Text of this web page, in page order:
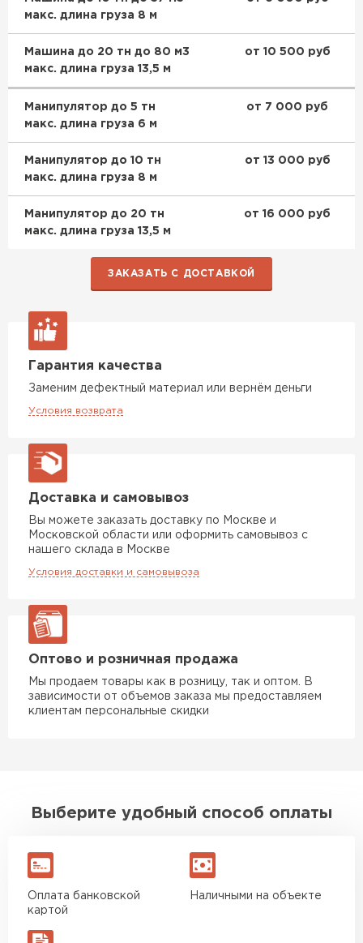
макс. длина груза 8 м
Машина до 20 тн до 80 м3
макс. длина груза 13,5 м
от 10 500 руб
Манипулятор до 5 тн
макс. длина груза 6 м
от 7 000 руб
Манипулятор до 10 тн
макс. длина груза 8 м
от 13 000 руб
Манипулятор до 20 тн
макс. длина груза 13,5 м
от 16 000 руб
ЗАКАЗАТЬ С ДОСТАВКОЙ
Гарантия качества
Заменим дефектный материал или вернём деньги
Условия возврата
Доставка и самовывоз
Вы можете заказать доставку по Москве и
Московской области или оформить самовывоз с
нашего склада в Москве
Условия доставки и самовывоза
Оптово и розничная продажа
Мы продаем товары как в розницу, так и оптом. В
зависимости от объемов заказа мы предоставляем
клиентам персональные скидки
Выберите удобный способ оплаты
Оплата банковской
картой
Наличными на объекте
Доборные элементы для кровли
Комплектующие